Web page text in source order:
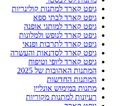
גיפט קארד למתנות קולינריות
גיפט קארד לבתי ספא
גיפט קארד למותגי אופנה
גיפט קארד לנופש ולמלונות
גיפט קארד לתרבות ופנאי
גיפט קארד לסדנאות והעשרה
גיפט קארד ליופי וטיפוח
המתנות האהובות של 2025
המתנות החדשות
מתנות במימוש אונליין
רעיונות למתנות מקוריות